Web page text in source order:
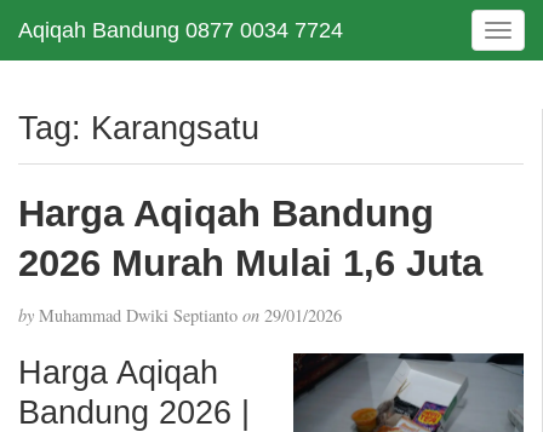
Aqiqah Bandung 0877 0034 7724
T
o
e
t
Tag: Karangsatu
Harga Aqiqah Bandung
2026 Murah Mulai 1,6 Juta
by Muhammad Dwiki Septianto on 29/01/2026
Harga Aqiqah
Bandung 2026 |